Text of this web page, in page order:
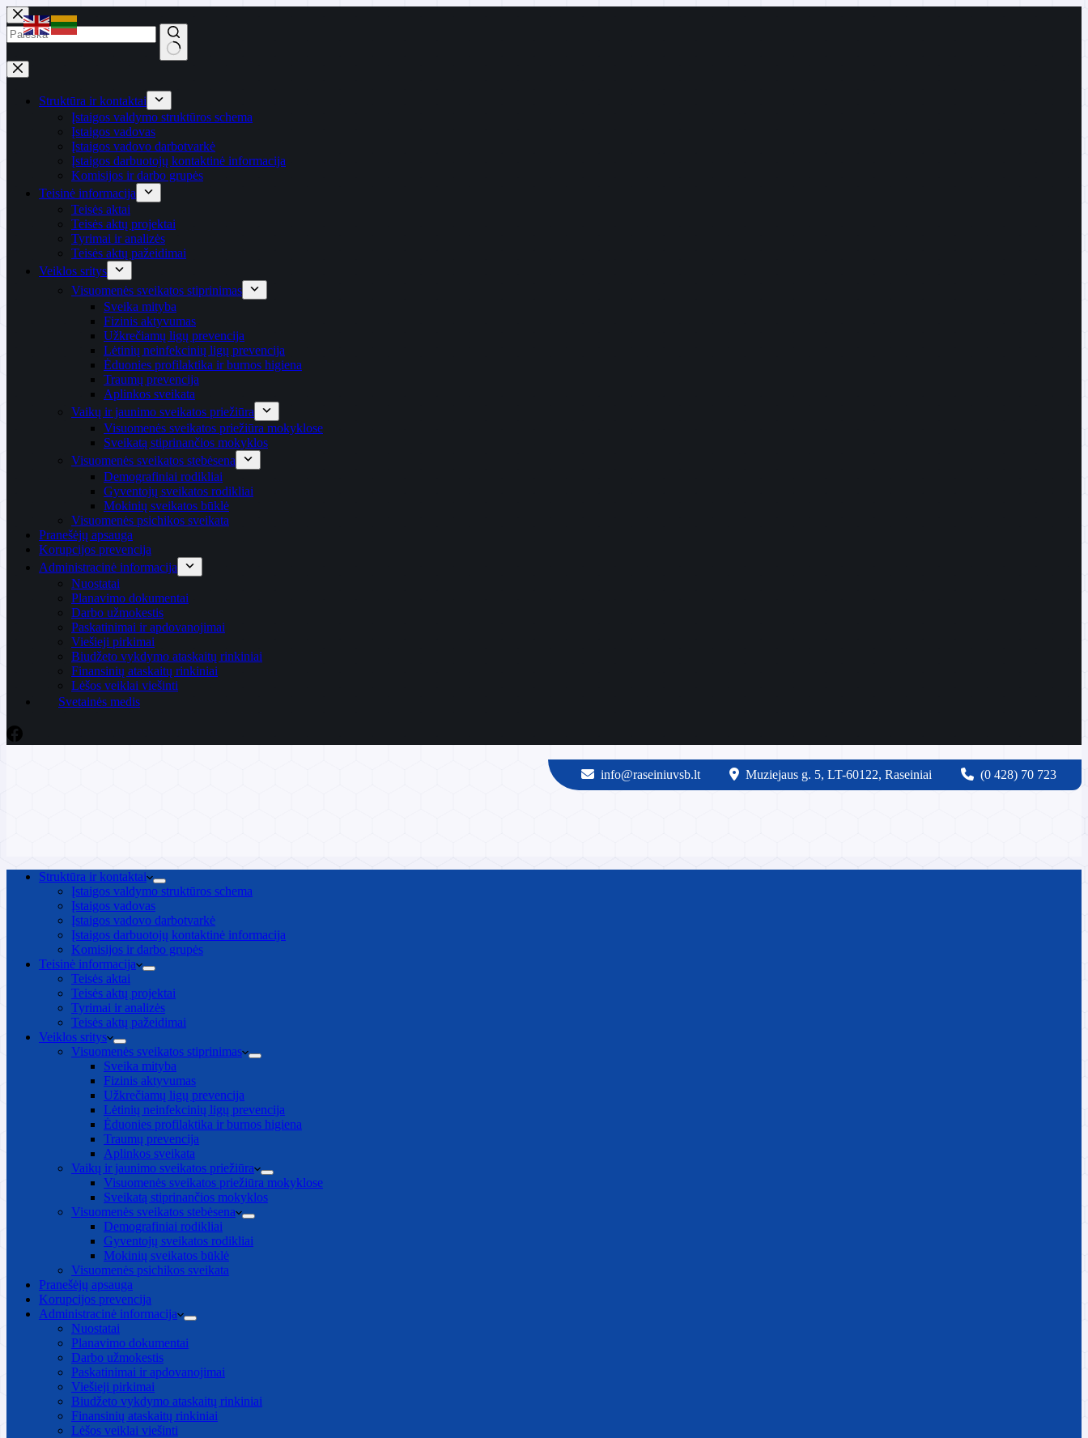
Skip
to
content
No
results
Struktūra ir kontaktai
Įstaigos valdymo struktūros schema
Įstaigos vadovas
Įstaigos vadovo darbotvarkė
Įstaigos darbuotojų kontaktinė informacija
Komisijos ir darbo grupės
Teisinė informacija
Teisės aktai
Teisės aktų projektai
Tyrimai ir analizės
Teisės aktų pažeidimai
Veiklos sritys
Visuomenės sveikatos stiprinimas
Sveika mityba
Fizinis aktyvumas
Užkrečiamų ligų prevencija
Lėtinių neinfekcinių ligų prevencija
Ėduonies profilaktika ir burnos higiena
Traumų prevencija
Aplinkos sveikata
Vaikų ir jaunimo sveikatos priežiūra
Visuomenės sveikatos priežiūra mokyklose
Sveikatą stiprinančios mokyklos
Visuomenės sveikatos stebėsena
Demografiniai rodikliai
Gyventojų sveikatos rodikliai
Mokinių sveikatos būklė
Visuomenės psichikos sveikata
Pranešėjų apsauga
Korupcijos prevencija
Administracinė informacija
Nuostatai
Planavimo dokumentai
Darbo užmokestis
Paskatinimai ir apdovanojimai
Viešieji pirkimai
Biudžeto vykdymo ataskaitų rinkiniai
Finansinių ataskaitų rinkiniai
Lėšos veiklai viešinti
Svetainės medis
info@raseiniuvsb.lt Muziejaus g. 5, LT-60122, Raseiniai (0 428) 70 723
Struktūra ir kontaktai
Įstaigos valdymo struktūros schema
Įstaigos vadovas
Įstaigos vadovo darbotvarkė
Įstaigos darbuotojų kontaktinė informacija
Komisijos ir darbo grupės
Teisinė informacija
Teisės aktai
Teisės aktų projektai
Tyrimai ir analizės
Teisės aktų pažeidimai
Veiklos sritys
Visuomenės sveikatos stiprinimas
Sveika mityba
Fizinis aktyvumas
Užkrečiamų ligų prevencija
Lėtinių neinfekcinių ligų prevencija
Ėduonies profilaktika ir burnos higiena
Traumų prevencija
Aplinkos sveikata
Vaikų ir jaunimo sveikatos priežiūra
Visuomenės sveikatos priežiūra mokyklose
Sveikatą stiprinančios mokyklos
Visuomenės sveikatos stebėsena
Demografiniai rodikliai
Gyventojų sveikatos rodikliai
Mokinių sveikatos būklė
Visuomenės psichikos sveikata
Pranešėjų apsauga
Korupcijos prevencija
Administracinė informacija
Nuostatai
Planavimo dokumentai
Darbo užmokestis
Paskatinimai ir apdovanojimai
Viešieji pirkimai
Biudžeto vykdymo ataskaitų rinkiniai
Finansinių ataskaitų rinkiniai
Lėšos veiklai viešinti